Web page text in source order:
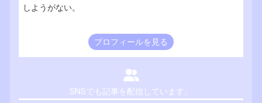
しようがない。
プロフィールを見る
SNSでも記事を配信しています。